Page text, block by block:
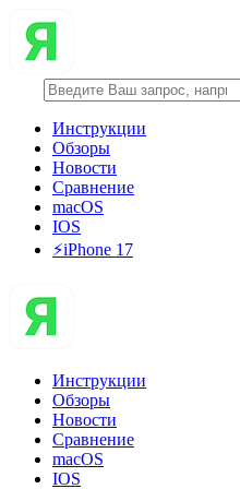
Инструкции
Обзоры
Новости
Сравнение
macOS
IOS
⚡️iPhone 17
Инструкции
Обзоры
Новости
Сравнение
macOS
IOS